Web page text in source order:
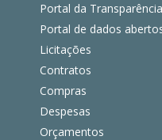
Portal da Transparência
Portal de dados
Licitações
Contratos
Compras
Despesas
Orçamentos